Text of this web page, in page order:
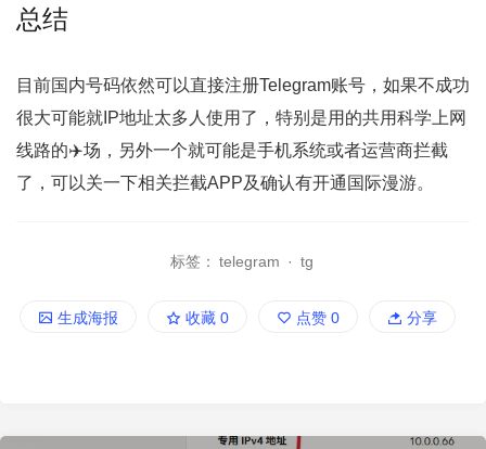
总结
目前国内号码依然可以直接注册Telegram账号，如果不成功
很大可能就IP地址太多人使用了，特别是用的共用科学上网
线路的✈️场，另外一个就可能是手机系统或者运营商拦截
了，可以关一下相关拦截APP及确认有开通国际漫游。
标签： telegram · tg
生成海报 收藏 0 点赞 0 分享